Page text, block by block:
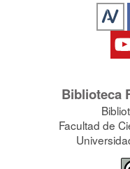
Biblioteca
Facultad de